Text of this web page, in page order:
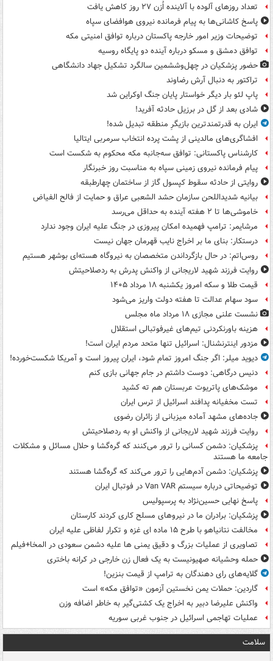
تعداد روزهای آلوده با آلاینده اُزن ۲۷ روز کاهش یافت
پاسخ کاشانی‌ها به پیام فرمانده نیروی هوافضای سپاه
توضیحات وزیر امور خارجه پاکستان درباره توافق امنیتی مکه
توافق دمشق و مسکو درباره آینده دو پایگاه روسیه
حضور پزشکیان در چهل‌وششمین سالگرد تشکیل جهاد دانشگاهی
تراکتور به دنبال آرش رضاوند
پاپ لئو بار دیگر خواستار پایان جنگ اوکراین شد
شادی بعد از گل در برزیل حادثه آفرید!
ایران به قدرتمندترین بازیگرِ منطقه تبدیل شده!
افشاگری‌های مالدینی از پشت پرده انتخاب سرمربی ایتالیا
کارشناس پاکستانی: توافق سه‌جانبه مکه محکوم به شکست است
پیام فرمانده نیروی زمینی سپاه به مناسبت روز خبرنگار
روایتی از حادثه سقوط کپسول گاز از ساختمان چهارطبقه
بیانیه شدیداللحن سازمان حشد الشعبی عراق و حمایت از فالح الفیاض
خاموشی‌ها تا ۲ هفته آینده به حداقل می‌رسد
مرشایمر: ترامپ فهمیده امکان پیروزی در جنگ علیه ایران وجود ندارد
درستکار: بنای ما بر اخراج نایب قهرمان جهان نیست
روس‌اتم: در حال بازگرداندن متخصصان به نیروگاه هسته‌ای بوشهر هستیم
روایت فرزند شهید لاریجانی از واکنش پدرش به ردصلاحیتش
قیمت طلا و سکه امروز یکشنبه ۱۸ مرداد ۱۴۰۵
سود سهام عدالت تا هفته دولت واریز می‌شود
نشست علنی مجازی ۱۸ مرداد ماه مجلس
هزینه باورنکردنی تیم‌های غیرفوتبالی استقلال
مزدور اینترنشنال: اسرائیل تنها متحد مردم ایران است!
دیوید میلر: اگر جنگ امروز تمام شود، ایران پیروز است و آمریکا شکست‌خورده!
دنیس درگاهی: دوست داشتم در جام جهانی بازی کنم
موشک‌های پاتریوت عربستان هم ته‌ کشید
تست مخفیانه پدافند اسرائیل از ترس ایران
جاده‌های مشهد آماده میزبانی از زائران رضوی
روایت فرزند شهید لاریجانی از واکنش او به ردصلاحیتش
پزشکیان: دشمن کسانی را ترور می‌کنند که گره‌گشا و حلال مسائل و مشکلات
جامعه ما هستند
پزشکیان: دشمن آدم‌هایی را ترور می‌کند که گره‌گشا هستند
توضیحاتی درباره سیستم Van VAR در فوتبال ایران
پاسخ نهایی حسین‌نژاد به پرسپولیس
پزشکیان: برادران ما در نیروهای مسلح کاری کردند کارستان
مخالفت نتانیاهو با طرح ۱۵ ماده ای غزه و تکرار لفاظی علیه ایران
تصاویری از عملیات بزرگ و دقیق یمنی ها علیه دشمن سعودی در المخا+فیلم
حمله وحشیانه صهیونیست به یک فعال زن خارجی در کرانه باختری
گلایه‌های رای دهندگان به ترامپ از قیمت بنزین!
گاردین: حملات یمن نخستین آزمون «توافق مکه» است
واکنش علیرضا دبیر به اخراج یک کشتی‌گیر به خاطر اضافه وزن
عملیات تهاجمی اسرائیل در جنوب غربی سوریه
سلامت